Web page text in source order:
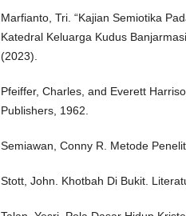
Marfianto, Tri. “Kajian Semiotika
Katedral Keluarga Kudus
(2023).
Pfeiffer, Charles, and Everett
Publishers, 1962.
Semiawan, Conny R. Metode
Stott, John. Khotbah Di Bukit.